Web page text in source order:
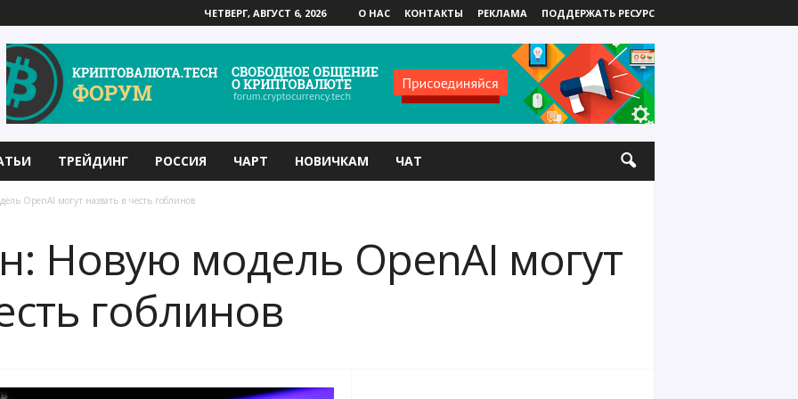
ЧЕТВЕРГ, АВГУСТ 6, 2026 О НАС КОНТАКТЫ РЕКЛАМА ПОДДЕРЖАТЬ РЕСУРС
ТРЕЙДИНГ РОССИЯ ЧАРТ НОВИЧКАМ ЧАТ
OpenAI могут назвать в честь гоблинов
Новую модель OpenAI могут
гоблинов